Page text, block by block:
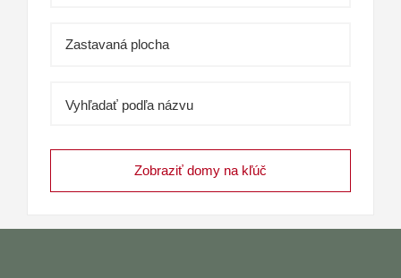
Vyhľadať podľa názvu